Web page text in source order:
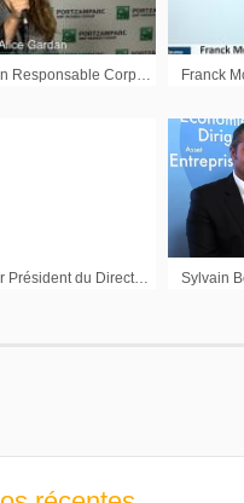
Alice Gardan Responsable Corporate Access & Edition Portzamparc : Une fréquentation en hausse »